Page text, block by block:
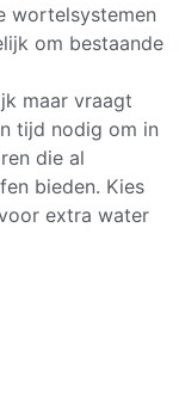
wortelsystemen
om bestaande
maar vraagt
tijd nodig om in
die al
bieden. Kies
extra water